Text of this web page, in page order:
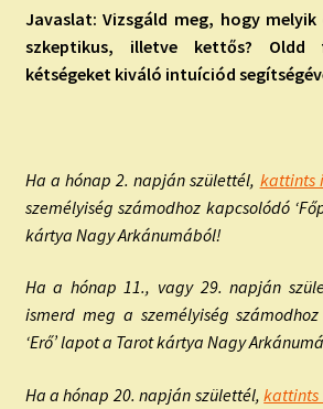
Javaslat: Vizsgáld meg, hogy
szkeptikus, illetve kettős? Oldd
kétségeket kiváló intuíciód
Ha a hónap 2. napján születtél, kattints
személyiség számodhoz kapcsolódó
kártya Nagy Arkánumából!
Ha a hónap 11., vagy 29. napján
ismerd meg a személyiség
‘Erő’ lapot a Tarot kártya Nagy
Ha a hónap 20. napján születtél,kattints